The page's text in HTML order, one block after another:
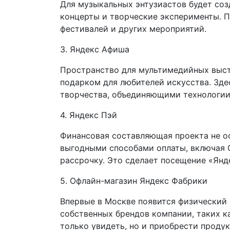
Для музыкальных энтузиастов будет
концерты и творческие эксперименты.
фестивалей и других мероприятий.
3. Яндекс Афиша
Пространство для мультимедийных
подарком для любителей искусства.
творчества, объединяющими
4. Яндекс Пэй
Финансовая составляющая проекта не
выгодными способами оплаты,
рассрочку. Это сделает посещение
5. Офлайн-магазин Яндекс Фабрики
Впервые в Москве появится
собственных брендов компании, таких
только увидеть, но и приобрести